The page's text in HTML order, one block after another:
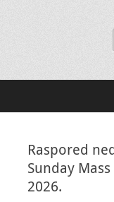
Raspored
Sunday
2026.